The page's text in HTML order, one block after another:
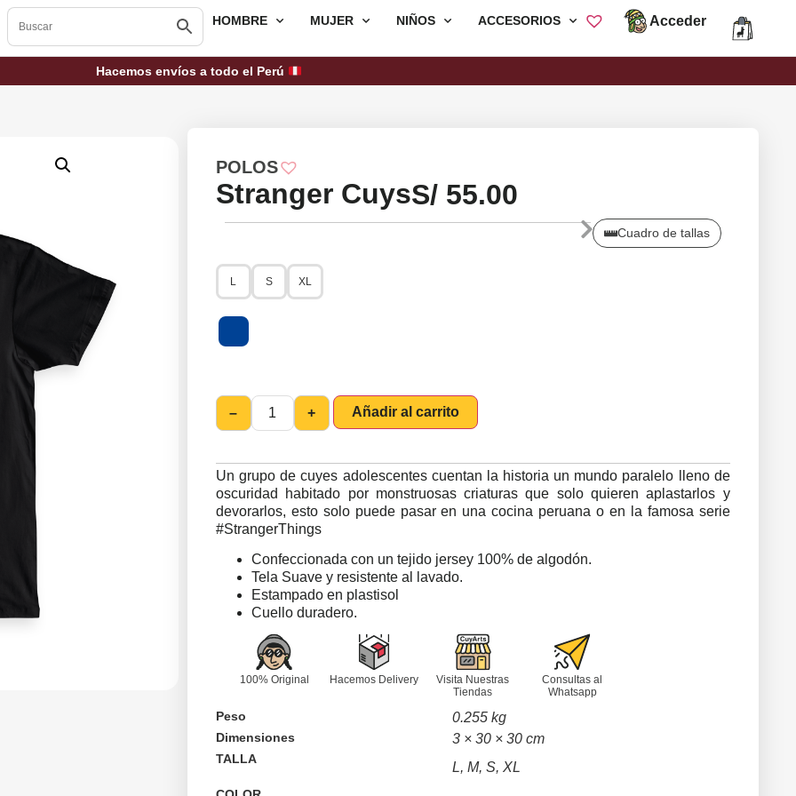
HOMBRE MUJER NIÑOS ACCESORIOS Acceder
Hacemos envíos a todo el Perú
POLOS
Stranger CuysS/55.00
Cuadro de tallas
L S XL
– + Añadir al carrito
Un grupo de cuyes adolescentes cuentan la historia un mundo paralelo lleno de
oscuridad habitado por monstruosas criaturas que solo quieren aplastarlos y
devorarlos, esto solo puede pasar en una cocina peruana o en la famosa serie
#StrangerThings
Confeccionada con un tejido jersey 100% de algodón.
Tela Suave y resistente al lavado.
Estampado en plastisol
Cuello duradero.
100% Original Hacemos Delivery
Visita Nuestras
Tiendas
Consultas al
Whatsapp
Peso 0.255 kg
Dimensiones 3 × 30 × 30 cm
TALLA
L, M, S, XL